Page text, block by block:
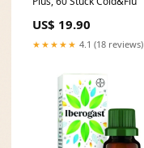
US$ 19.90
★★★★★ 4.1 (18 reviews)